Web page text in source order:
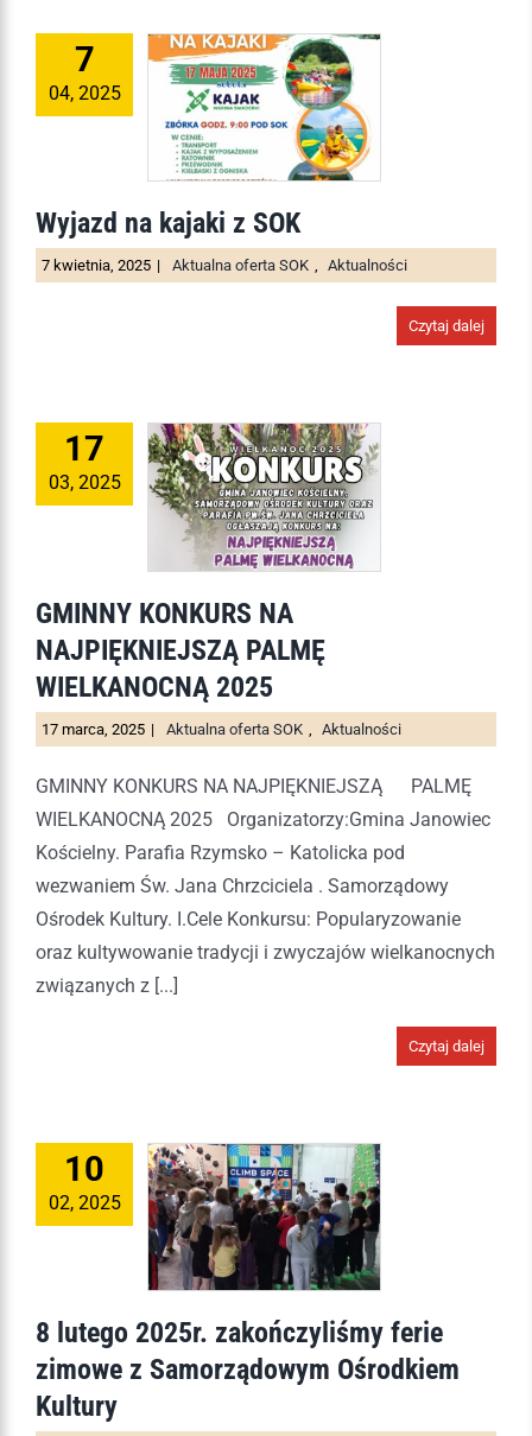
7
04, 2025
Wyjazd na kajaki z SOK
7 kwietnia, 2025 | Aktualna oferta SOK , Aktualności
Czytaj dalej
17
03, 2025
GMINNY KONKURS NA
NAJPIĘKNIEJSZĄ PALMĘ
WIELKANOCNĄ 2025
17 marca, 2025 | Aktualna oferta SOK Aktualności
GMINNY KONKURS NA NAJPIĘKNIEJSZĄ PALMĘ
WIELKANOCNĄ 2025 Organizatorzy:Gmina Janowiec
Kościelny. Parafia Rzymsko – Katolicka pod
wezwaniem Św. Jana Chrzciciela . Samorządowy
Ośrodek Kultury. I.Cele Konkursu: Popularyzowanie
oraz kultywowanie tradycji i zwyczajów wielkanocnych
związanych z [...]
Czytaj dalej
10
02, 2025
8 lutego 2025r. zakończyliśmy ferie
zimowe z Samorządowym Ośrodkiem
Kultury